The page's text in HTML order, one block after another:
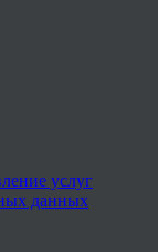
услуг
данных